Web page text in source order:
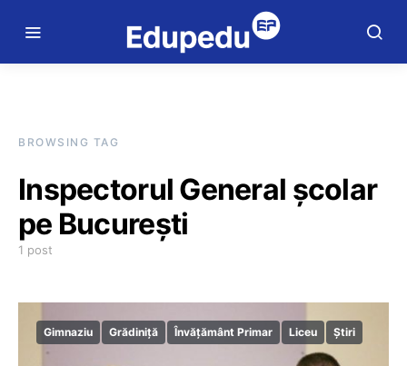
BROWSING TAG
Inspectorul General şcolar
pe Bucureşti
1 post
Gimnaziu Grădiniță Învățământ Primar Liceu Știri